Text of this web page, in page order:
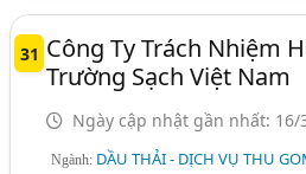
31 Công Ty Trách Nhiệm
Trường Sạch Việt Nam
Ngày cập nhật gần nhất: 16/
Ngành: DẦU THẢI - DỊCH VỤ THU